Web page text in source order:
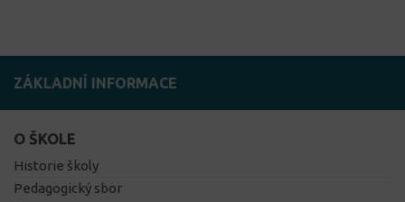
ZÁKLADNÍ INFORMACE
O ŠKOLE
Historie školy
Pedagogický sbor